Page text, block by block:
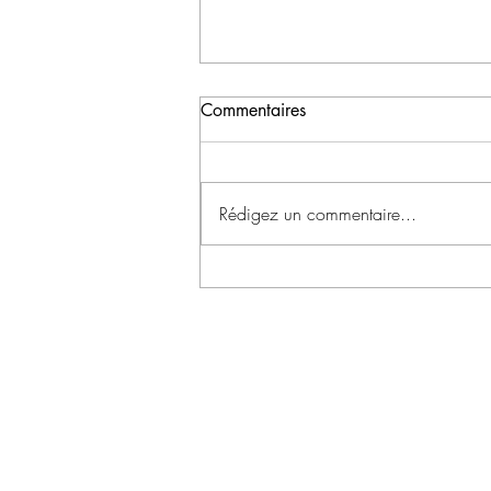
Commentaires
Rédigez un commentaire...